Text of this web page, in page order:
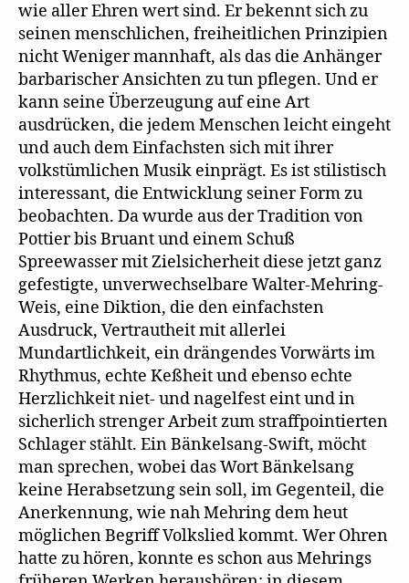
wie aller Ehren wert sind. Er bekennt sich zu
seinen menschlichen, freiheitlichen Prinzipien
nicht Weniger mannhaft, als das die Anhänger
barbarischer Ansichten zu tun pflegen. Und er
kann seine Überzeugung auf eine Art
ausdrücken, die jedem Menschen leicht eingeht
und auch dem Einfachsten sich mit ihrer
volkstümlichen Musik einprägt. Es ist stilistisch
interessant, die Entwicklung seiner Form zu
beobachten. Da wurde aus der Tradition von
Pottier bis Bruant und einem Schuß
Spreewasser mit Zielsicherheit diese jetzt ganz
gefestigte, unverwechselbare Walter-Mehring-
Weis, eine Diktion, die den einfachsten
Ausdruck, Vertrautheit mit allerlei
Mundartlichkeit, ein drängendes Vorwärts im
Rhythmus, echte Keßheit und ebenso echte
Herzlichkeit niet- und nagelfest eint und in
sicherlich strenger Arbeit zum straffpointierten
Schlager stählt. Ein Bänkelsang-Swift, möcht
man sprechen, wobei das Wort Bänkelsang
keine Herabsetzung sein soll, im Gegenteil, die
Anerkennung, wie nah Mehring dem heut
möglichen Begriff Volkslied kommt. Wer Ohren
hatte zu hören, konnte es schon aus Mehrings